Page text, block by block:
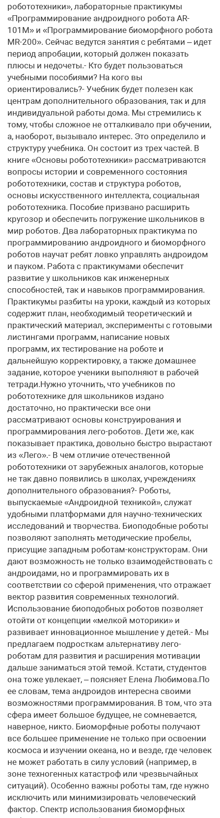
робототехники», лабораторные практикумы
«Программирование андроидного робота AR-
101M» и «Программирование биоморфного робота
MR-200». Сейчас ведутся занятия с ребятами – идет
период апробации, который должен показать
плюсы и недочеты.- Кто будет пользоваться
учебными пособиями? На кого вы
ориентировались?- Учебник будет полезен как
центрам дополнительного образования, так и для
индивидуальной работы дома. Мы стремились к
тому, чтобы сложное не отталкивало при обучении,
а, наоборот, вызывало интерес. Это определило и
структуру учебника. Он состоит из трех частей. В
книге «Основы робототехники» рассматриваются
вопросы истории и современного состояния
робототехники, состав и структура роботов,
основы искусственного интеллекта, социальная
робототехника. Пособие призвано расширить
кругозор и обеспечить погружение школьников в
мир роботов. Два лабораторных практикума по
программированию андроидного и биоморфного
роботов научат ребят ловко управлять андроидом
и пауком. Работа с практикумами обеспечит
развитие у школьников как инженерных
способностей, так и навыков программирования.
Практикумы разбиты на уроки, каждый из которых
содержит план, необходимый теоретический и
практический материал, эксперименты с готовыми
листингами программ, написание новых
программ, их тестирование на роботе и
дальнейшую корректировку, а также домашнее
задание, которое ученики выполняют в рабочей
тетради.Нужно уточнить, что учебников по
робототехнике для школьников издано
достаточно, но практически все они
рассматривают основы конструирования и
программирования лего-роботов. Дети же, как
показывает практика, довольно быстро вырастают
из «Лего».- В чем отличие отечественной
робототехники от зарубежных аналогов, которые
не так давно появились в школах, учреждениях
дополнительного образования?- Роботы,
выпускаемые «Андроидной техникой», служат
удобными платформами для научно-технических
исследований и творчества. Биоподобные роботы
позволяют заполнять методические пробелы,
присущие западным роботам-конструкторам. Они
дают возможность не только взаимодействовать с
андроидами, но и программировать их в
соответствии со сферой применения, что отражает
вектор развития современных технологий.
Использование биоподобных роботов позволяет
отойти от концепции «мелкой моторики» и
развивает инновационное мышление у детей.- Мы
предлагаем подросткам альтернативу лего-
роботам для развития и расширения мотивации
дальше заниматься этой темой. Кстати, студентов
она тоже увлекает, – поясняет Елена Любимова.По
ее словам, тема андроидов интересна своими
возможностями программирования. В том, что эта
сфера имеет большое будущее, не сомневается,
наверное, никто. Биоморфные роботы получают
все большее применение не только при освоении
космоса и изучении океана, но и везде, где человек
не может работать в силу условий (например, в
зоне техногенных катастроф или чрезвычайных
ситуаций). Особенно важны роботы там, где нужно
исключить или минимизировать человеческий
фактор. Спектр использования биоморфных